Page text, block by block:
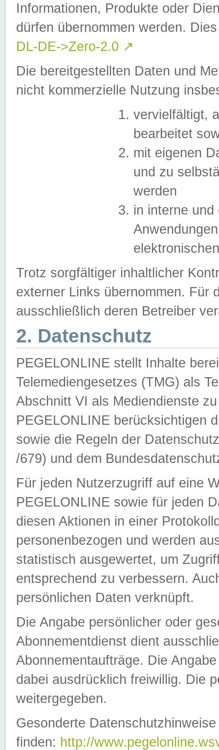
Informationen, Produkte oder
dürfen übernommen werden.
DL-DE->Zero-2.0 ↗
Die bereitgestellten Daten und
nicht kommerzielle Nutzung
vervielfältigt,
bearbeitet
mit eigenen
und zu
werden
in interne
Trotz sorgfältiger inhaltlicher
externer Links übernommen. Für
ausschließlich deren Betreiber
2. Datenschutz
PEGELONLINE stellt Inhalte
Telemediengesetzes (TMG) als
Abschnitt VI als Mediendienste
PEGELONLINE berücksichtigen
sowie die Regeln der
/679) und dem
Für jeden Nutzerzugriff auf eine
PEGELONLINE sowie für jeden
diesen Aktionen in einer
personenbezogen und werden
statistisch ausgewertet, um
entsprechend zu verbessern.
persönlichen Daten verknüpft.
Die Angabe persönlicher oder
Abonnementdienst dient
Abonnementaufträge. Die
dabei ausdrücklich freiwillig. Die
weitergegeben.
Gesonderte
finden: http://